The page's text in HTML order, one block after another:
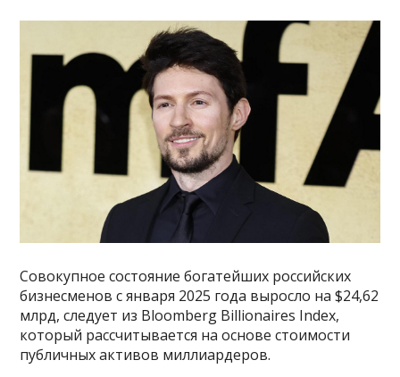
Совокупное состояние богатейших российских
бизнесменов с января 2025 года выросло на $24,62
млрд, следует из Bloomberg Billionaires Index,
который рассчитывается на основе стоимости
публичных активов миллиардеров.